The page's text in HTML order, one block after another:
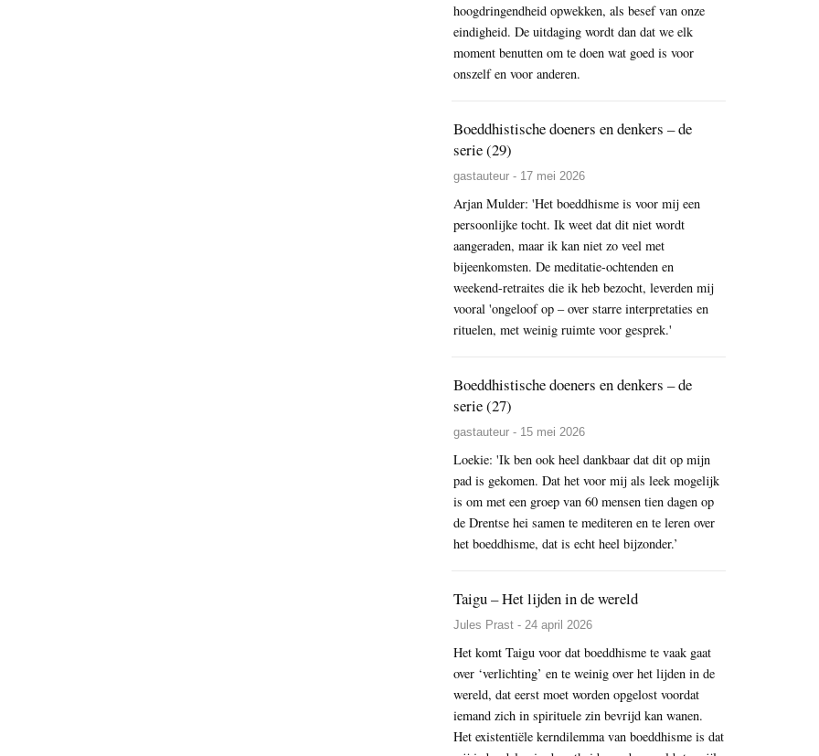
hoogdringendheid opwekken, als besef van onze
eindigheid. De uitdaging wordt dan dat we elk
moment benutten om te doen wat goed is voor
onszelf en voor anderen.
Boeddhistische doeners en denkers – de
serie (29)
gastauteur - 17 mei 2026
Arjan Mulder: 'Het boeddhisme is voor mij een
persoonlijke tocht. Ik weet dat dit niet wordt
aangeraden, maar ik kan niet zo veel met
bijeenkomsten. De meditatie-ochtenden en
weekend-retraites die ik heb bezocht, leverden mij
vooral 'ongeloof op – over starre interpretaties en
rituelen, met weinig ruimte voor gesprek.'
Boeddhistische doeners en denkers – de
serie (27)
gastauteur - 15 mei 2026
Loekie: 'Ik ben ook heel dankbaar dat dit op mijn
pad is gekomen. Dat het voor mij als leek mogelijk
is om met een groep van 60 mensen tien dagen op
de Drentse hei samen te mediteren en te leren over
het boeddhisme, dat is echt heel bijzonder.’
Taigu – Het lijden in de wereld
Jules Prast - 24 april 2026
Het komt Taigu voor dat boeddhisme te vaak gaat
over ‘verlichting’ en te weinig over het lijden in de
wereld, dat eerst moet worden opgelost voordat
iemand zich in spirituele zin bevrijd kan wanen.
Het existentiële kerndilemma van boeddhisme is dat